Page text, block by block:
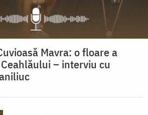
Mavra: o floare a
– interviu cu